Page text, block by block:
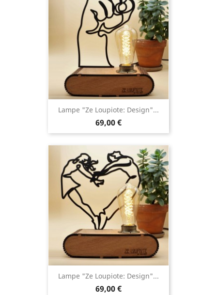
Lampe "Ze Loupiote: Design"...
69,00 €
Lampe "Ze Loupiote: Design"...
69,00 €